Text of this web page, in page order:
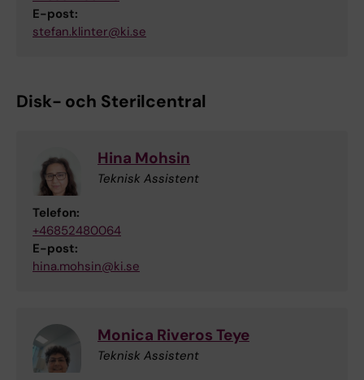
E-post:
stefan.klinter@ki.se
Disk- och Sterilcentral
Hina Mohsin
Teknisk Assistent
Telefon:
+46852480064
E-post:
hina.mohsin@ki.se
Monica Riveros Teye
Teknisk Assistent